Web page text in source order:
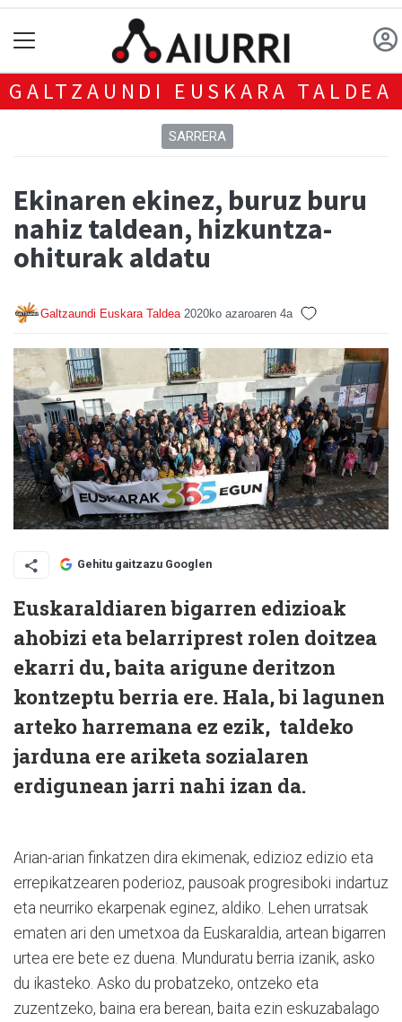
GALTZAUNDI EUSKARA TALDEA
SARRERA
Ekinaren ekinez, buruz buru
nahiz taldean, hizkuntza-
ohiturak aldatu
Galtzaundi Euskara Taldea 2020ko azaroaren 4a
Gehitu gaitzazu Googlen
Euskaraldiaren bigarren edizioak
ahobizi eta belarriprest rolen doitzea
ekarri du, baita arigune deritzon
kontzeptu berria ere. Hala, bi lagunen
arteko harremana ez ezik, taldeko
jarduna ere ariketa sozialaren
erdigunean jarri nahi izan da.
Arian-arian finkatzen dira ekimenak, edizioz edizio eta
errepikatzearen poderioz, pausoak progresiboki indartuz
eta neurriko ekarpenak eginez, aldiko. Lehen urratsak
ematen ari den umetxoa da Euskaraldia, artean bigarren
urtea ere bete ez duena. Munduratu berria izanik, asko
du ikasteko. Asko du probatzeko, ontzeko eta
zuzentzeko, baina era berean, baita ezin eskuzabalago